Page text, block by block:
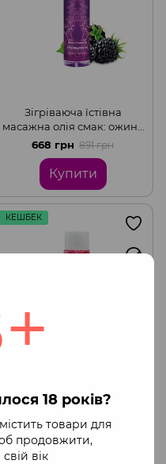
18 років?
товари для
продовжити,
вік
Зігріваюча їстівна
масажна олія смак: ожина
HOT OIL, 100 мл Nuei
668 грн 891 грн
Купити
КЕШБЕК
масажна олія смак:
Nuei
Купити